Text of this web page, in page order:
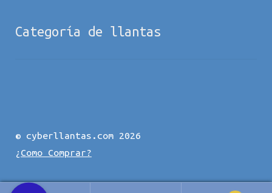
Categoría de llantas
© cyberllantas.com 2026
¿Como Comprar?